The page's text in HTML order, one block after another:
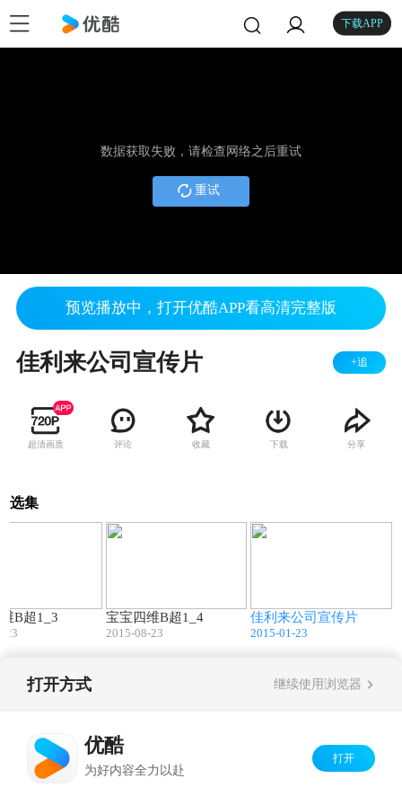
下载APP
数据获取失败，请检查网络之后重试
重试
预览播放中，打开优酷APP看高清完整版
佳利来公司宣传片 +追
超清画质 评论 收藏 下载 分享
选集
B超1_3
23
宝宝四维B超1_4
2015-08-23
佳利来公司宣传片
2015-01-23
版权所有
打开方式 继续使用浏览器
优酷
为好内容全力以赴
打开